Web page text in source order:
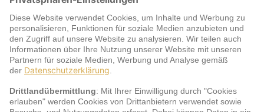
Warum jö?
Service
jö Bonus Club Partner